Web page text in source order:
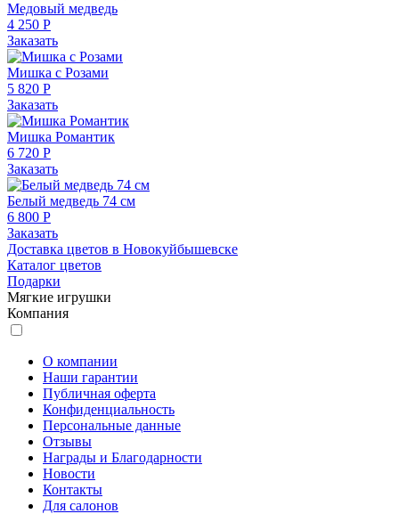
Медовый медведь
4 250 Р
Заказать
Мишка с Розами
5 820 Р
Заказать
Мишка Романтик
6 720 Р
Заказать
Белый медведь 74 см
6 800 Р
Заказать
Доставка цветов в Новокуйбышевске
Каталог цветов
Подарки
Мягкие игрушки
Компания
О компании
Наши гарантии
Публичная оферта
Конфиденциальность
Персональные данные
Отзывы
Награды и Благодарности
Новости
Контакты
Для салонов